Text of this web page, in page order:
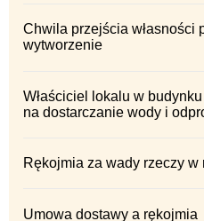
Chwila przejścia własności
wytworzenie
Właściciel lokalu w
na dostarczanie wody i
Rękojmia za wady rzeczy
Umowa dostawy a rękojmia